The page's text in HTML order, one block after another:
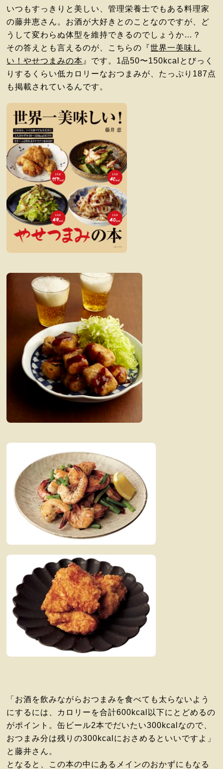
いつもすっきりと美しい、管理栄養士でもある料理家
の藤井恵さん。お酒が大好きとのことなのですが、ど
うして変わらぬ体型を維持できるのでしょうか…？
その答えとも言えるのが、こちらの『世界一美味し
い！やせつまみの本 』です。1品50〜150kcalとびっく
りするくらい低カロリーなおつまみが、たっぷり187点
も掲載されているんです。
「お酒を飲みながらおつまみを食べても太らないよう
にするには、カロリーを合計600kcal以下にとどめるの
がポイント。缶ビール2本でだいたい300kcalなので、
おつまみ分は残りの300kcalにおさめるといいですよ」
と藤井さん。
となると、この本の中にあるメインのおかずにもなる